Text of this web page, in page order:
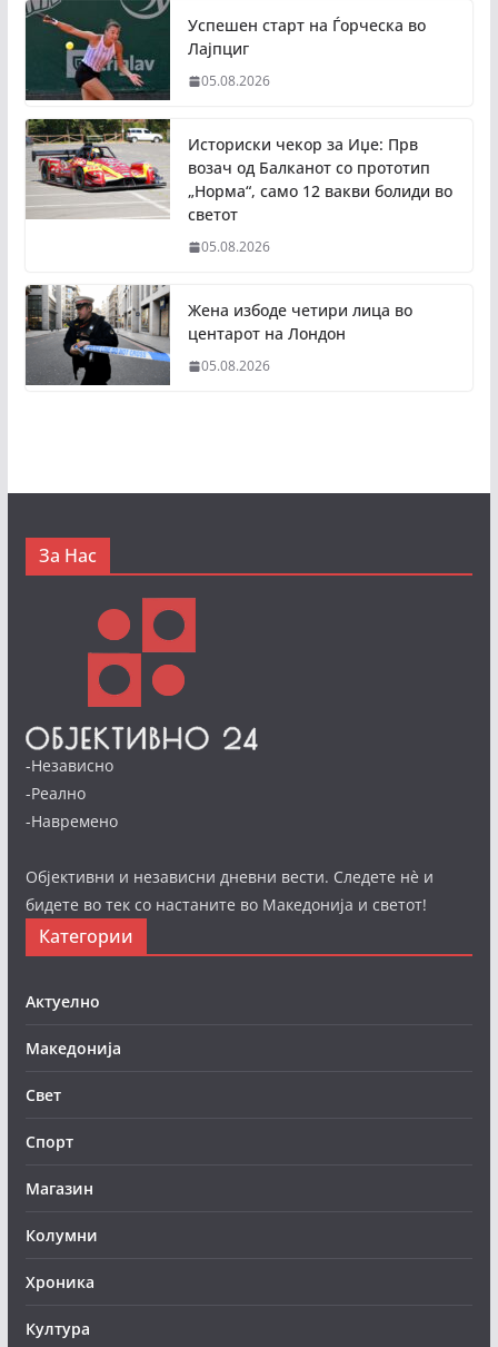
Успешен старт на Ѓорческа во
Лајпциг
05.08.2026
Историски чекор за Иџе: Прв
возач од Балканот со прототип
„Норма“, само 12 вакви болиди во
светот
05.08.2026
Жена избоде четири лица во
центарот на Лондон
05.08.2026
За Нас
-Независно
-Реално
-Навремено
Објективни и независни дневни вести. Следете нè и
бидете во тек со настаните во Македонија и светот!
Категории
Актуелно
Македонија
Свет
Спорт
Магазин
Колумни
Хроника
Култура